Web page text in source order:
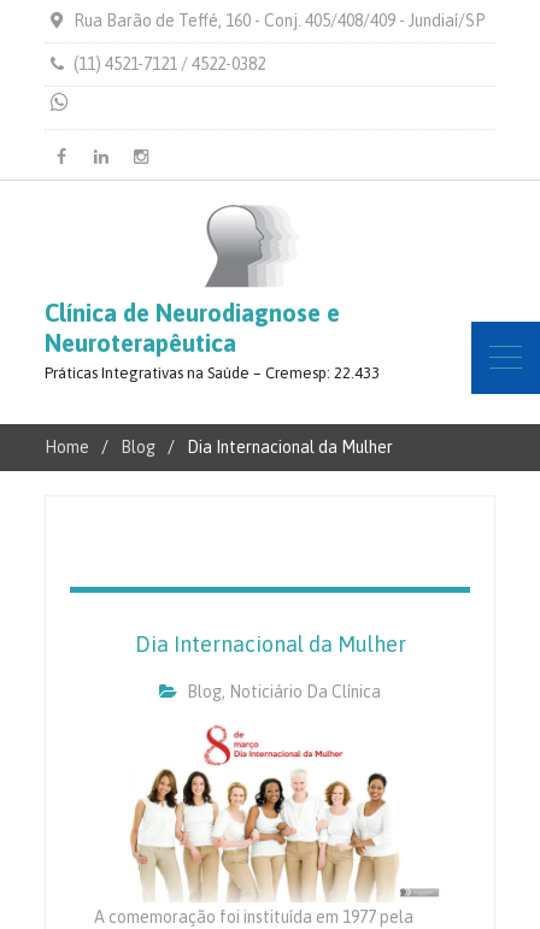
Rua Barão de Teffé, 160 - Conj. 405/408/409 - Jundiaí/SP
(11) 4521-7121 / 4522-0382
Facebook
LinkedinInstagram
Clínica de Neurodiagnose e
Neuroterapêutica
Práticas Integrativas na Saúde – Cremesp: 22.433
Home Blog Dia Internacional da Mulher
Dia Internacional da Mulher
Blog, Noticiário Da Clínica
A comemoração foi instituída em 1977 pela